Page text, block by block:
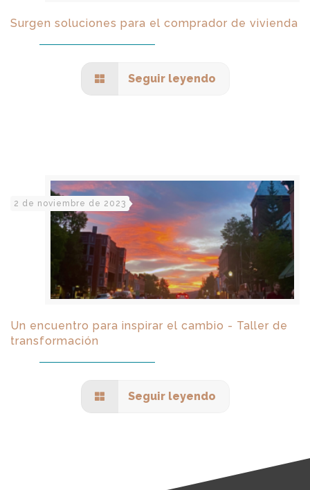
Surgen soluciones para el comprador de vivienda
Seguir leyendo
2 de noviembre de 2023
Un encuentro para inspirar el cambio - Taller de
transformación
Seguir leyendo